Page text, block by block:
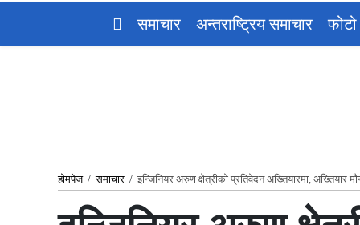
समाचार अन्तराष्ट्रिय समाचार
होमपेज/समाचार / इन्जिनियर अरुण क्षेत्रीको प्रतिवेदन अख्तियारमा, अख्तियार